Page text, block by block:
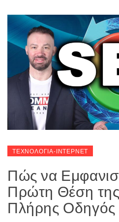
ΤΕΧΝΟΛΟΓΙΑ-ΙΝΤΕΡΝΕΤ
Πώς να
Πρώτη Θέση της
Πλήρης Οδηγός